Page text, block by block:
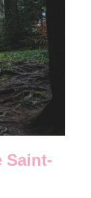
Saint-